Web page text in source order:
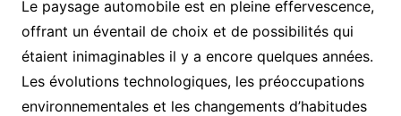
Le paysage automobile est en pleine effervescence,
offrant un éventail de choix et de possibilités qui
étaient inimaginables il y a encore quelques années.
Les évolutions technologiques, les préoccupations
environnementales et les changements d’habitudes